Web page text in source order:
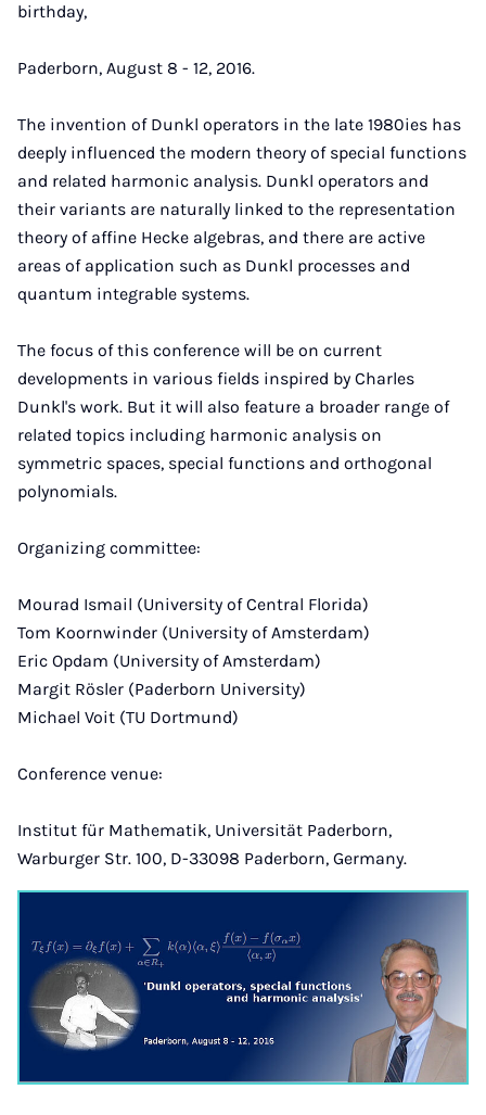
birthday,
Paderborn, August 8 - 12, 2016.
The invention of Dunkl operators in the late 1980ies has
deeply influenced the modern theory of special functions
and related harmonic analysis. Dunkl operators and
their variants are naturally linked to the representation
theory of affine Hecke algebras, and there are active
areas of application such as Dunkl processes and
quantum integrable systems.
The focus of this conference will be on current
developments in various fields inspired by Charles
Dunkl's work. But it will also feature a broader range of
related topics including harmonic analysis on
symmetric spaces, special functions and orthogonal
polynomials.
Organizing committee:
Mourad Ismail (University of Central Florida)
Tom Koornwinder (University of Amsterdam)
Eric Opdam (University of Amsterdam)
Margit Rösler (Paderborn University)
Michael Voit (TU Dortmund)
Conference venue:
Institut für Mathematik, Universität Paderborn,
Warburger Str. 100, D-33098 Paderborn, Germany.